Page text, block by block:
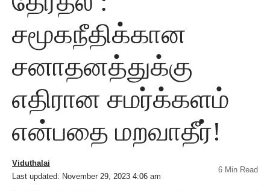
சமூகநீதிக்கான
சனாதனத்துக்கு
எதிரான சமர்க்களம்
என்பதை மறவாதீர்!
Last updated: November 29, 2023 4:06 am
Viduthalai
6 Min Read